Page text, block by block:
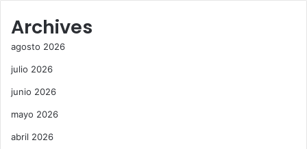
Archives
agosto 2026
julio 2026
junio 2026
mayo 2026
abril 2026